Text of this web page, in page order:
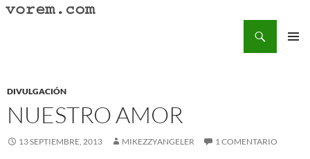
Saltar
DIVULGACIÓN
NUESTRO AMOR
13 SEPTIEMBRE, 2013 MIKEZZYANGELER 1 COMENTARIO